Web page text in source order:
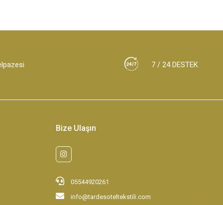
7 / 24 DESTEK
Bize Ulaşın
05544920261
info@tardesoteltekstili.com